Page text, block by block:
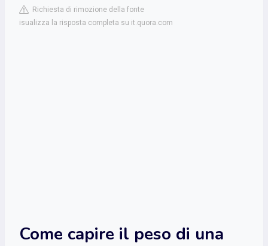
Richiesta di rimozione della fonte
isualizza la risposta completa su it.quora.com
Come capire il peso di una